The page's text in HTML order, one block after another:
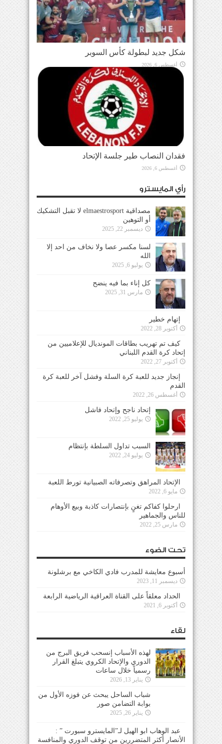
شكل جديد لبطولة كأس السوبر
أغسطس 6, 2026
فقدان النصاب طير جلسة الإتحاد
أغسطس 6, 2026
رأي المايسترو
مصداقية elmaestrosport لا تقبل التشكيك
أو التوهين
ديسمبر 22, 2025
لسنا مكسر عصا ولا نخاف من احد إلا
الله
يوليو 6, 2025
كل إناء بما فيه ينضح
مارس 31, 2025
إتهام خطير
أكتوبر 28, 2022
كيف تم تهريب بطاقات المونديال للإعلاميين من
إتحاد كرة القدم اللبناني
أكتوبر 27, 2022
إنجاز جديد للعبة كرة السلة وفشل آخر للعبة كرة
القدم
أغسطس 26, 2022
إتحاد ناجح وإتحاد فاشل
يوليو 25, 2022
السبب تداول السلطة بإنتظام
يوليو 24, 2022
الإتحاد المراهق وتصرفاته الصبيانية تورط اللعبة
مايو 6, 2022
ارحلوا كفاكم تغنٍ بإنتصارات كاذبة وبيع الأوهام
للناس والجماهير
مارس 25, 2022
تحت الضوء
أسبوع معايشة للمدرب فادي الكاخي مع برشلونة
ديسمبر 11, 2023
الحداد معلقاً على القناة العراقية الرياضية الرابعة
أكتوبر 6, 2021
لقاء
لهذه الأسباب إنسحب فريق البرج من
الدوري والإتحاد الكروي يتبلغ القرار
رسمياً خلال ساعات
يناير 13, 2026
شباب الساحل يبحث عن فوزه الأول من
بوابة التضامن صور
يناير 26, 2025
عبد الوهاب ابو الهيل لـ”المايسترو سبورت ” :
الأنصار أكثر المتضررين من توقف الدوري والمنافسة